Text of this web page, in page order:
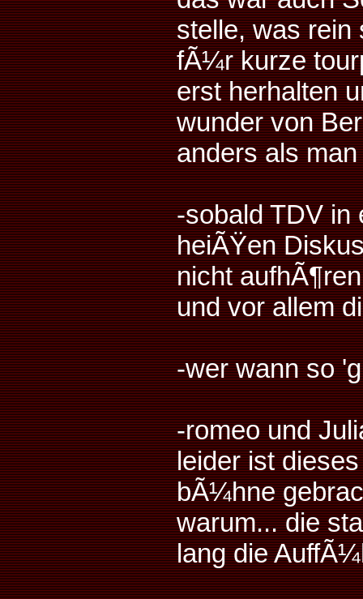
stelle, was rein
fÃ¼r kurze
erst herhalten
wunder von
anders als
-sobald TDV in
heiÃŸen
nicht
und vor allem
-wer wann so
-romeo und
leider ist
bÃ¼hne
warum... die
lang die